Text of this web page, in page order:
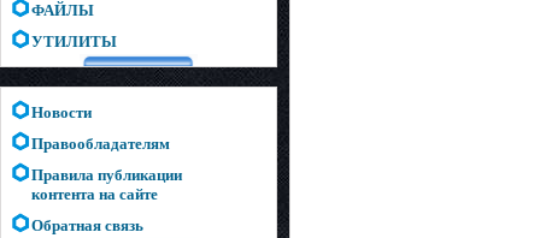
ФАЙЛЫ
УТИЛИТЫ
Новости
Правообладателям
Правила публикации
контента на сайте
Обратная связь